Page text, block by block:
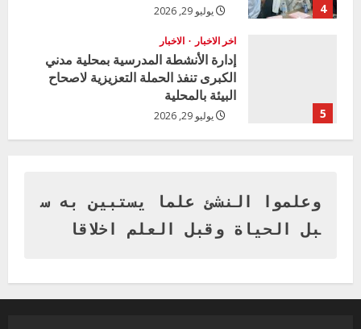
4 يوليو 29, 2026
5
اخر الاخبار الاخبار
إدارة الأنشطة المدرسية بمحلية مدني
الكبرى تنفذ الحملة التعزيزية لاصحاح
البيئة بالمحلية
يوليو 29, 2026
بنات بمحلية ود مدني الكبرى
أغسطس 3, 2026
يعلن تخفيض الرسوم الدراسية لهذا العام
بنسبة15%
وعلموا النشئ علما يستبين به س
بل الحياة وقبل العلم اخلاقا